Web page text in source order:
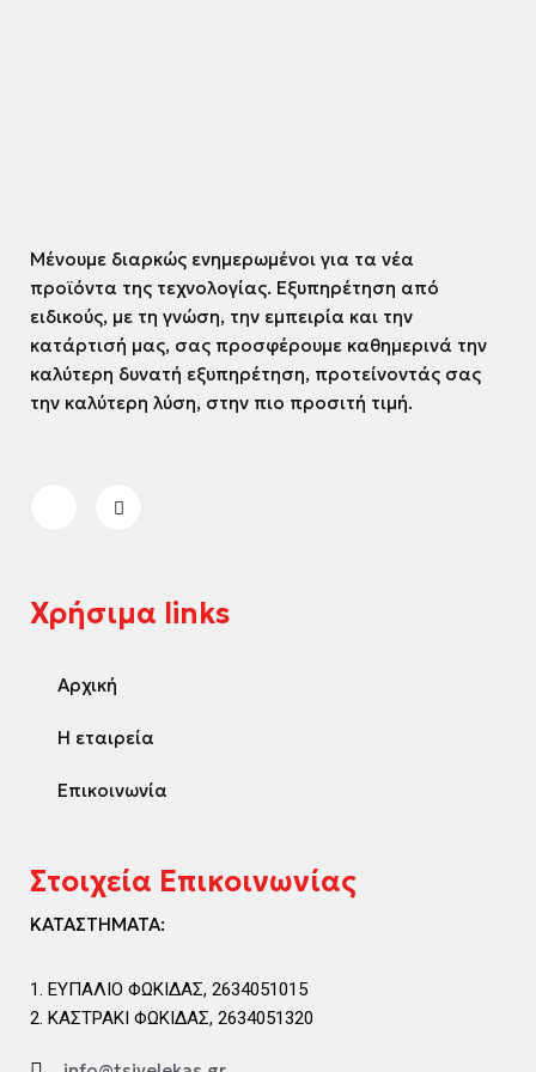
Μένουμε διαρκώς ενημερωμένοι για τα νέα
προϊόντα της τεχνολογίας. Εξυπηρέτηση από
ειδικούς, με τη γνώση, την εμπειρία και την
κατάρτισή μας, σας προσφέρουμε καθημερινά την
καλύτερη δυνατή εξυπηρέτηση, προτείνοντάς σας
την καλύτερη λύση, στην πιο προσιτή τιμή.
Χρήσιμα links
Αρχική
Η εταιρεία
Επικοινωνία
Στοιχεία Επικοινωνίας
ΚΑΤΑΣΤΗΜΑΤΑ:
ΕΥΠΑΛΙΟ ΦΩΚΙΔΑΣ, 2634051015
ΚΑΣΤΡΑΚΙ ΦΩΚΙΔΑΣ, 2634051320